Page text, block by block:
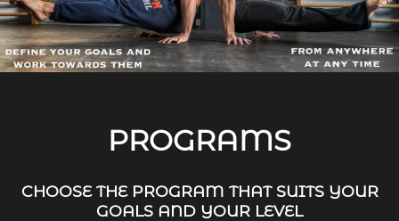
PROGRAMS
CHOOSE THE PROGRAM THAT SUITS YOUR
GOALS AND YOUR LEVEL